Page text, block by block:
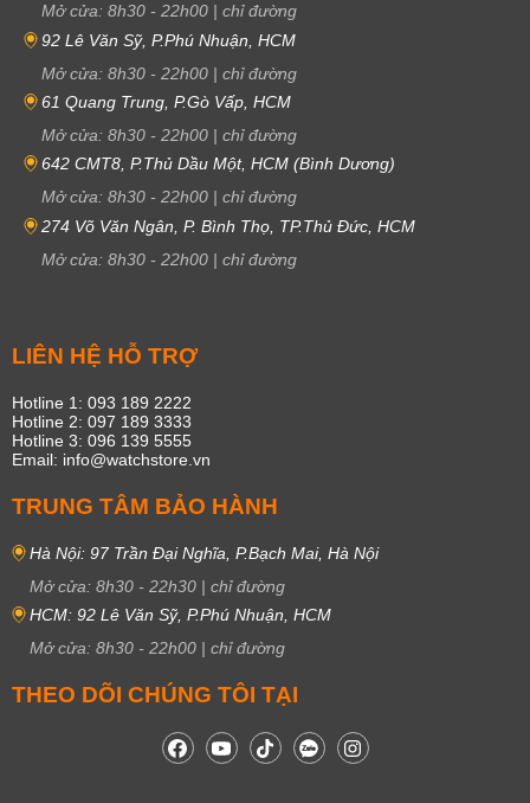
Mở cửa: 8h30 - 22h00 | chỉ đường
92 Lê Văn Sỹ, P.Phú Nhuận, HCM
Mở cửa: 8h30 - 22h00 | chỉ đường
61 Quang Trung, P.Gò Vấp, HCM
Mở cửa: 8h30 - 22h00 | chỉ đường
642 CMT8, P.Thủ Dầu Một, HCM (Bình Dương)
Mở cửa: 8h30 - 22h00 | chỉ đường
274 Võ Văn Ngân, P. Bình Thọ, TP.Thủ Đức, HCM
Mở cửa: 8h30 - 22h00 | chỉ đường
LIÊN HỆ HỖ TRỢ
Hotline 1: 093 189 2222
Hotline 2: 097 189 3333
Hotline 3: 096 139 5555
Email: info@watchstore.vn
TRUNG TÂM BẢO HÀNH
Hà Nội: 97 Trần Đại Nghĩa, P.Bạch Mai, Hà Nội
Mở cửa: 8h30 - 22h30 | chỉ đường
HCM: 92 Lê Văn Sỹ, P.Phú Nhuận, HCM
Mở cửa: 8h30 - 22h00 | chỉ đường
THEO DÕI CHÚNG TÔI TẠI